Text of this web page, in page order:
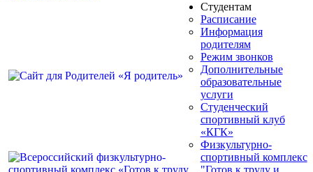
Студентам
Расписание
Информация
родителям
Режим звонков
Дополнительные
образовательные
услуги
Студенческий
спортивный клуб
«КГК»
Физкультурно-
спортивный комплекс